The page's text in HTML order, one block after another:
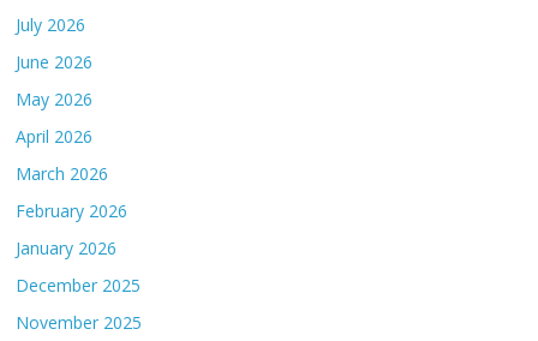
July 2026
June 2026
May 2026
April 2026
March 2026
February 2026
January 2026
December 2025
November 2025